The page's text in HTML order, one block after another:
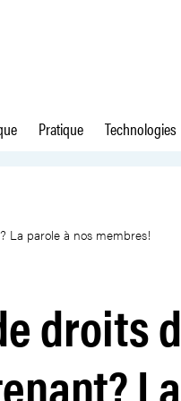
Pratique Technologies
La parole à nos membres!
droits